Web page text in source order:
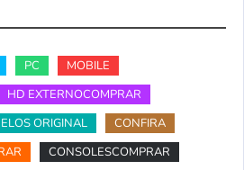
PC
MOBILE
HD EXTERNOCOMPRAR
ORIGINAL
CONFIRA
CONSOLESCOMPRAR